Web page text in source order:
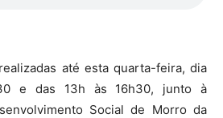
até esta quarta-feira, dia
e das 13h às 16h30, junto à
Social de Morro da